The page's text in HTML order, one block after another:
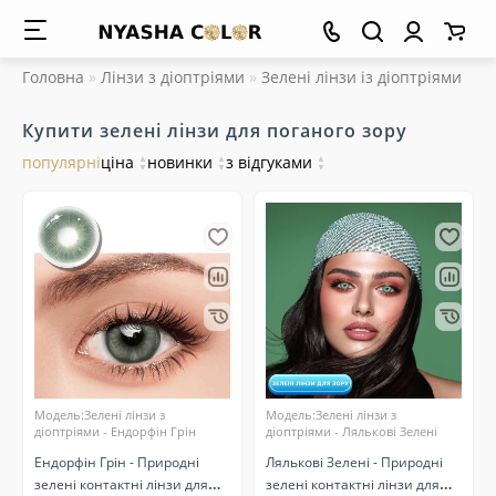
Головна Лінзи з діоптріями Зелені лінзи із діоптріями
Купити зелені лінзи для поганого зору
популярніціна ▲
▼ новинки ▲
▼з відгуками ▲
▼
Модель:Зелені лінзи з
діоптріями - Ендорфін Грін
Ендорфін Грін - Природні
зелені контактні лінзи для
Модель:Зелені лінзи з
діоптріями - Лялькові Зелені
Лялькові Зелені - Природні
зелені контактні лінзи для